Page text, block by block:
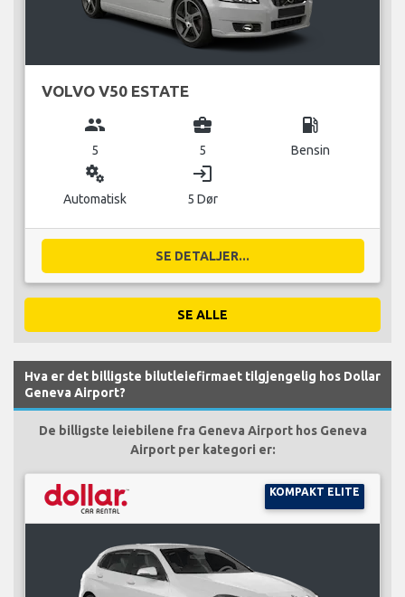
VOLVO V50 ESTATE
group
5
business_center
5
local_gas_station
Bensin
miscellaneous_services
Automatisk
login
5 Dør
SE DETALJER...
SE ALLE
Hva er det billigste bilutleiefirmaet tilgjengelig hos Dollar
Geneva Airport?
De billigste leiebilene fra Geneva Airport hos Geneva
Airport per kategori er:
KOMPAKT ELITE